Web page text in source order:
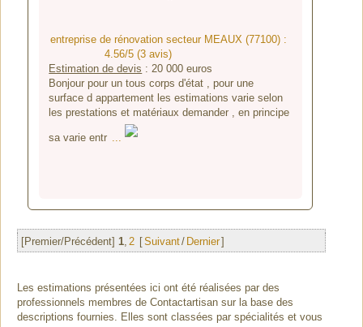
entreprise de rénovation secteur MEAUX (77100) :
4.56/5 (3 avis)
Estimation de devis : 20 000 euros
Bonjour pour un tous corps d'état , pour une
surface d appartement les estimations varie selon
les prestations et matériaux demander , en principe
sa varie entr ...
[Premier/Précédent] 1, 2 Suivant/ Dernier
Les estimations présentées ici ont été réalisées par des
professionnels membres de Contactartisan sur la base des
descriptions fournies. Elles sont classées par spécialités et vous